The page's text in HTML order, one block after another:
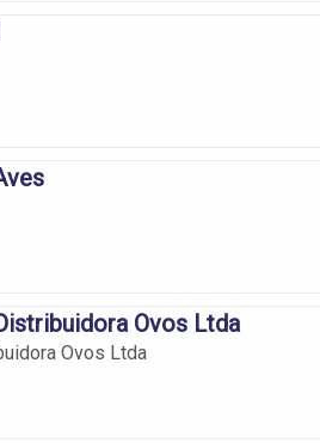
Ovos Ltda
Ovos Ltda